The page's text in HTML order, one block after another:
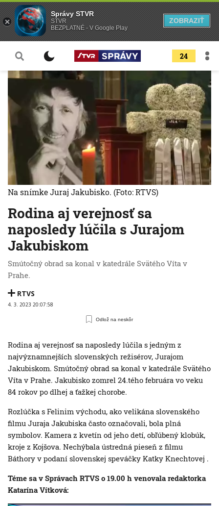
24
Rodina aj verejnosť sa
naposledy lúčila s Jurajom
Jakubiskom
Smútočný obrad sa konal v katedrále Svätého Víta v
Prahe.
RTVS
4. 3. 2023 20:07:58
Odlož na neskôr
Na snímke Juraj Jakubisko. (Foto: RTVS)
Rodina aj verejnosť sa naposledy lúčila s jedným z
najvýznamnejších slovenských režisérov, Jurajom
Jakubiskom. Smútočný obrad sa konal v katedrále Svätého
Víta v Prahe. Jakubisko zomrel 24.tého februára vo veku
84 rokov po dlhej a ťažkej chorobe.
Rozlúčka s Felinim východu, ako velikána slovenského
filmu Juraja Jakubiska často označovali, bola plná
symbolov. Kamera z kvetín od jeho detí, obľúbený klobúk,
kroje z Kojšova. Nechýbala ústredná pieseň z filmu
Báthory v podaní slovenskej speváčky Katky Knechtovej .
Téme sa v Správach RTVS o 19.00 h venovala redaktorka
Katarína Vítková:
Správy STVR
STVR
BEZPLATNÉ - V Google Play
ZOBRAZIŤ